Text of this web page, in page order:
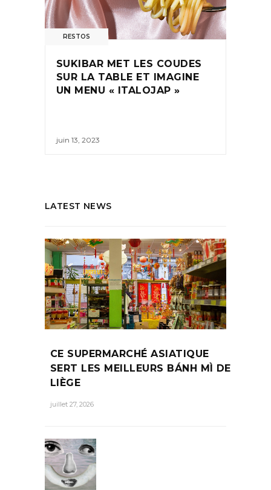
RESTOS
SUKIBAR MET LES COUDES
SUR LA TABLE ET IMAGINE
UN MENU « ITALOJAP »
juin 13, 2023
LATEST NEWS
CE SUPERMARCHÉ ASIATIQUE
SERT LES MEILLEURS BÁNH MÌ DE
LIÈGE
juillet 27, 2026